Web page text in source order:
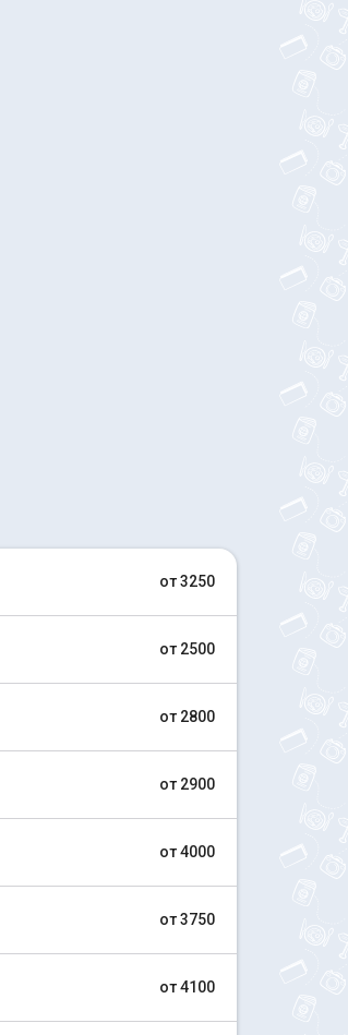
от 3250
от 2500
от 2800
от 2900
от 4000
от 3750
от 4100